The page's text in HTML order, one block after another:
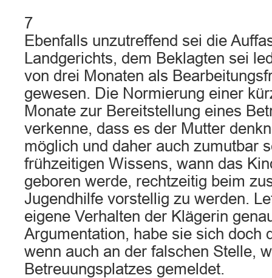
7
Ebenfalls unzutreffend sei die
Landgerichts, dem Beklagten sei
von drei Monaten als
gewesen. Die Normierung einer
Monate zur Bereitstellung eines
verkenne, dass es der Mutter
möglich und daher auch zumutbar
frühzeitigen Wissens, wann das
geboren werde, rechtzeitig beim
Jugendhilfe vorstellig zu werden.
eigene Verhalten der Klägerin
Argumentation, habe sie sich doch
wenn auch an der falschen Stelle,
Betreuungsplatzes gemeldet.